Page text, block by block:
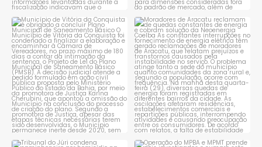
Município de Vitória da
Conquista é obrigado a...
1 0
Moradores de Aracatu
reclamam de quedas
constantes ...
1 0